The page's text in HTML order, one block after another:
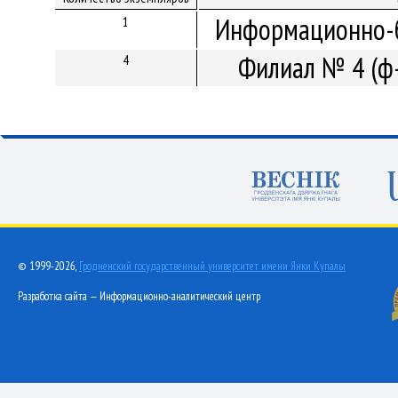
1
Информационно-
4 Филиал № 4 (ф-
© 1999-2026, Гродненский государственный университет имени Янки Купалы
Разработка сайта — Информационно-аналитический центр